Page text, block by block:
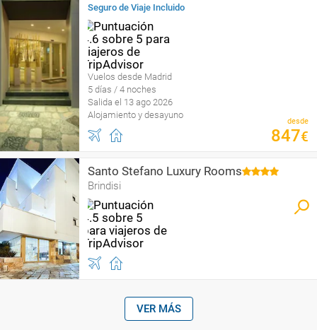
Seguro de Viaje Incluido
Vuelos desde Madrid
5 días / 4 noches
Salida el 13 ago 2026
Alojamiento y desayuno
desde
847€
Santo Stefano Luxury Rooms
Brindisi
VER MÁS